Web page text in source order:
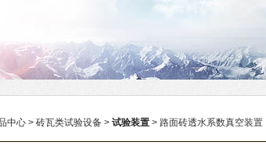
中心 > 砖瓦类试验设备 > 试验装置 > 路面砖透水系数真空装置